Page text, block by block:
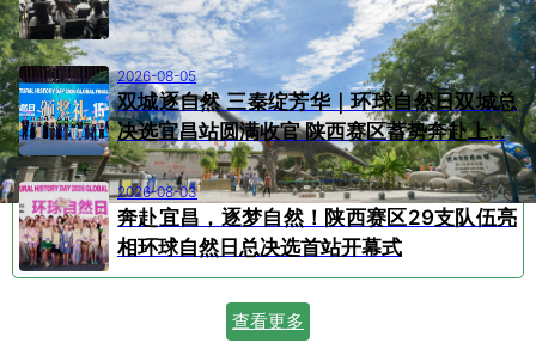
2026-08-05
双城逐自然 三秦绽芳华｜环球自然日双城总
决选宜昌站圆满收官 陕西赛区蓄势奔赴上...
2026-08-03
奔赴宜昌，逐梦自然！陕西赛区29支队伍亮
相环球自然日总决选首站开幕式
查看更多